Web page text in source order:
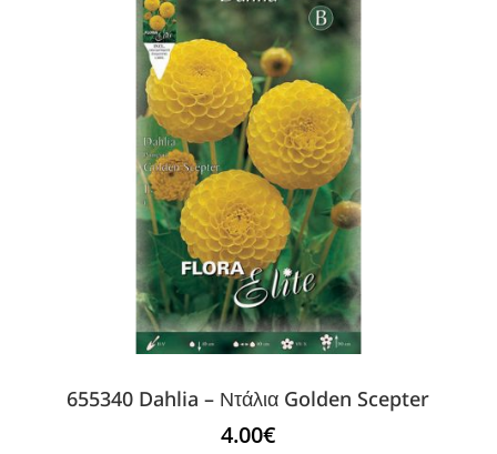
655340 Dahlia – Ντάλια Golden Scepter
4.00€